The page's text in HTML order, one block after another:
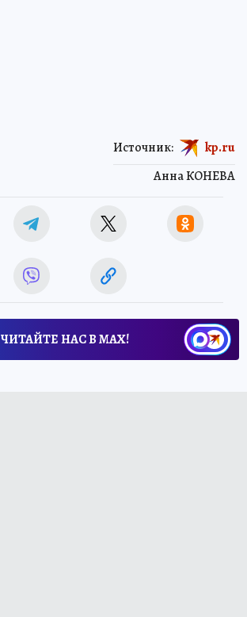
Анна КОНЕВА
Источник: kp.ru
ЧИТАЙТЕ НАС В МАХ!